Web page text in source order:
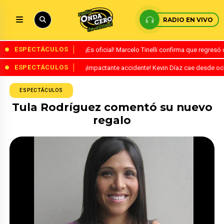
RADIO EN VIVO
ESPECTÁCULOS ¡Es oficial! Marcelo Tinelli confirma que
ESPECTÁCULOS ¡Impactante accidente! Kevin Díaz cae desde
ESPECTÁCULOS
Tula Rodríguez comentó su nuevo
regalo